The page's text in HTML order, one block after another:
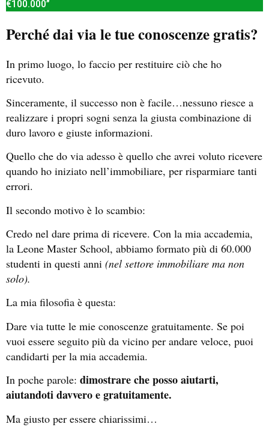
€100.000”
Perché dai via le tue conoscenze gratis?
In primo luogo, lo faccio per restituire ciò che ho
ricevuto.
Sinceramente, il successo non è facile…nessuno riesce a
realizzare i propri sogni senza la giusta combinazione di
duro lavoro e giuste informazioni.
Quello che do via adesso è quello che avrei voluto ricevere
quando ho iniziato nell’immobiliare, per risparmiare tanti
errori.
Il secondo motivo è lo scambio:
Credo nel dare prima di ricevere. Con la mia accademia,
la Leone Master School, abbiamo formato più di 60.000
studenti in questi anni (nel settore immobiliare ma non
solo).
La mia filosofia è questa:
Dare via tutte le mie conoscenze gratuitamente. Se poi
vuoi essere seguito più da vicino per andare veloce, puoi
candidarti per la mia accademia.
In poche parole: dimostrare che posso aiutarti,
aiutandoti davvero e gratuitamente.
Ma giusto per essere chiarissimi…